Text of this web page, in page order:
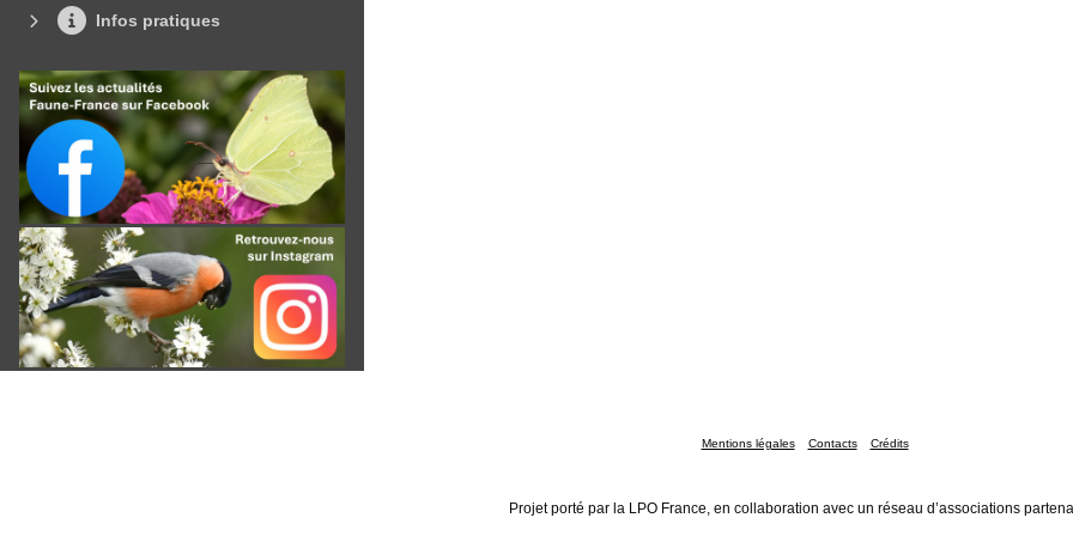
Infos pratiques
Mentions légales Contacts Crédits
Projet porté par la LPO France, en collaboration avec un réseau d’associations